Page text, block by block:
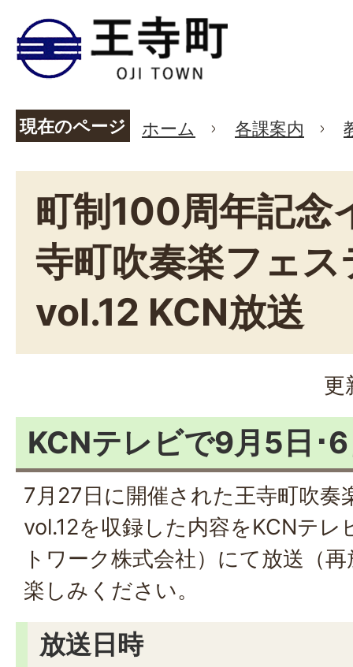
現在のページ ホーム 各課案内
町制100周年記念
寺町吹奏楽フェ
vol.12 KCN放送
更
KCNテレビで9月5日･
7月27日に開催された王寺町吹奏
vol.12を収録した内容をKCNテレ
トワーク株式会社）にて放送（
楽しみください。
放送日時